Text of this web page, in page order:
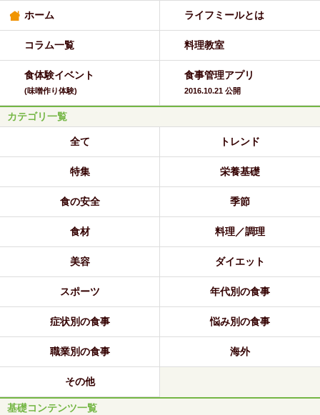
ホーム ライフミールとは
コラム一覧 料理教室
食体験イベント
(味噌作り体験)
食事管理アプリ
2016.10.21 公開
カテゴリ一覧
全て トレンド
特集 栄養基礎
食の安全 季節
食材 料理／調理
美容 ダイエット
スポーツ 年代別の食事
症状別の食事 悩み別の食事
職業別の食事 海外
その他
基礎コンテンツ一覧